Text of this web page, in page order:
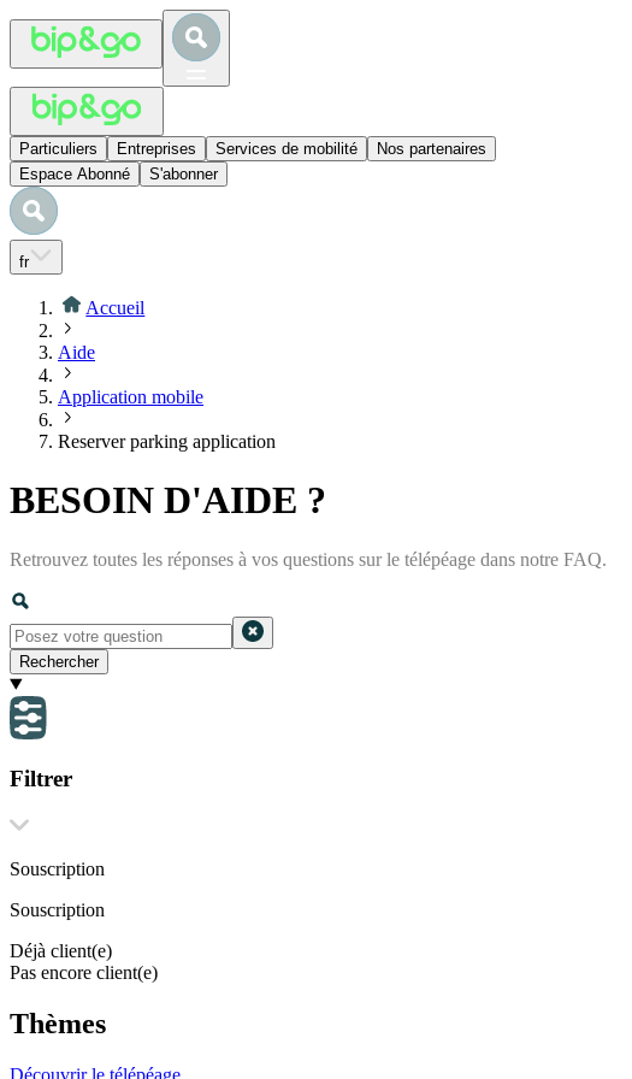
Particuliers Entreprises Services de mobilité
Nos partenaires
Espace Abonné
S'abonner
fr
Accueil
Aide
Application mobile
Reserver parking application
BESOIN D'AIDE ?
Retrouvez toutes les réponses à vos questions sur le télépéage dans notre FAQ.
Rechercher
Filtrer
Souscription
Souscription
Déjà client(e)
Pas encore client(e)
Thèmes
Découvrir le télépéage